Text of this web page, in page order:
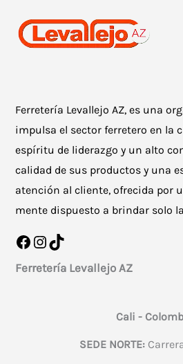
Ferretería Levallejo AZ, es una
impulsa el sector ferretero en la
espíritu de liderazgo y un alto
calidad de sus productos y una
atención al cliente, ofrecida por
mente dispuesto a brindar solo
Facebook
Instagram
TikTok
Ferretería Levallejo AZ
Cali -
SEDE NORTE: